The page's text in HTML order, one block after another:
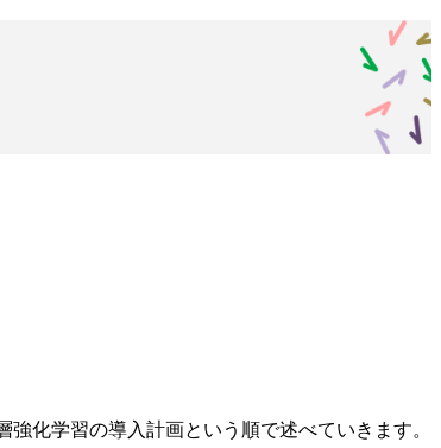
化学習の導入計画という順で述べていきます。